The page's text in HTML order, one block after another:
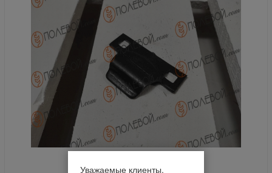
Уважаемые клиенты.